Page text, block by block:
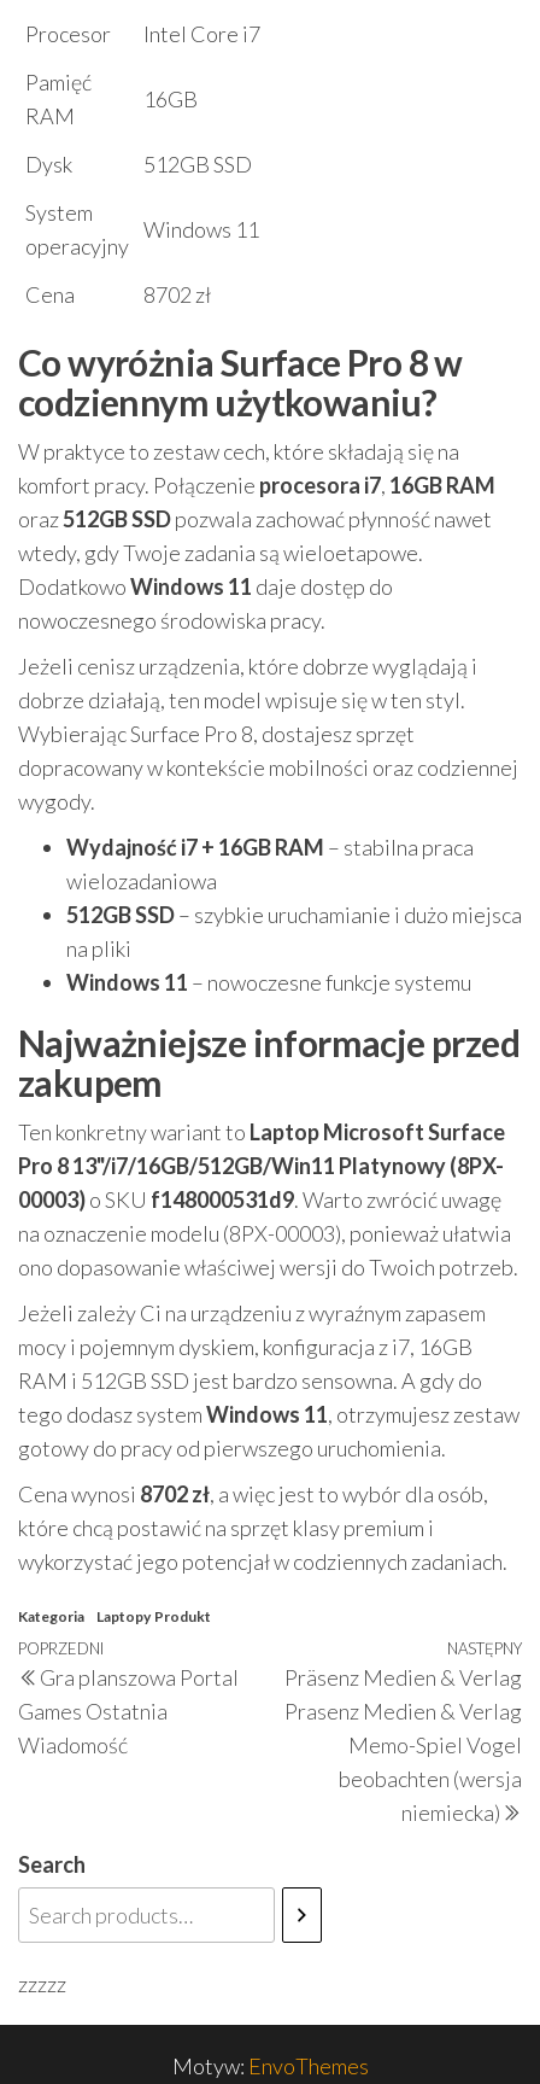
Procesor
Intel Core i7
Pamięć
RAM
16GB
Dysk
512GB SSD
System
operacyjny
Windows 11
Cena 8702 zł
Co wyróżnia Surface Pro 8 w
codziennym użytkowaniu?
W praktyce to zestaw cech, które składają się na
komfort pracy. Połączenie procesora i7, 16GB RAM
oraz512GB SSDpozwala zachować płynność nawet
wtedy, gdy Twoje zadania są wieloetapowe.
DodatkowoWindows 11 daje dostęp do
nowoczesnego środowiska pracy.
Jeżeli cenisz urządzenia, które dobrze wyglądają i
dobrze działają, ten model wpisuje się w ten styl.
Wybierając Surface Pro 8, dostajesz sprzęt
dopracowany w kontekście mobilności oraz codziennej
wygody.
Wydajność i7 + 16GB RAM – stabilna praca
wielozadaniowa
512GB SSD– szybkie uruchamianie i dużo miejsca
na pliki
Windows 11 – nowoczesne funkcje systemu
Najważniejsze informacje przed
zakupem
Ten konkretny wariant to Laptop Microsoft Surface
Pro 8 13"/i7/16GB/512GB/Win11 Platynowy (8PX-
00003)o SKU f148000531d9. Warto zwrócić uwagę
na oznaczenie modelu (8PX-00003), ponieważ ułatwia
ono dopasowanie właściwej wersji do Twoich potrzeb.
Jeżeli zależy Ci na urządzeniu z wyraźnym zapasem
mocy i pojemnym dyskiem, konfiguracja z i7, 16GB
RAM i 512GB SSD jest bardzo sensowna. A gdy do
tego dodasz systemWindows 11, otrzymujesz zestaw
gotowy do pracy od pierwszego uruchomienia.
Cena wynosi 8702 zł, a więc jest to wybór dla osób,
które chcą postawić na sprzęt klasy premium i
wykorzystać jego potencjał w codziennych zadaniach.
Kategoria Laptopy Produkt
Nawigacja
wpisu
Poprzedni
wpis
POPRZEDNI
Gra planszowa Portal
Games Ostatnia
Wiadomość
NASTĘPNY
Präsenz Medien & Verlag
Prasenz Medien & Verlag
Memo-Spiel Vogel
beobachten (wersja
niemiecka)
Search
zzzzz
Motyw: EnvoThemes